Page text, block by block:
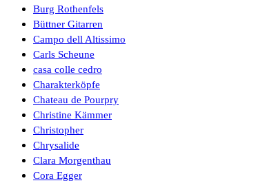
Burg Rothenfels
Büttner Gitarren
Campo dell Altissimo
Carls Scheune
casa colle cedro
Charakterköpfe
Chateau de Pourpry
Christine Kämmer
Christopher
Chrysalide
Clara Morgenthau
Cora Egger